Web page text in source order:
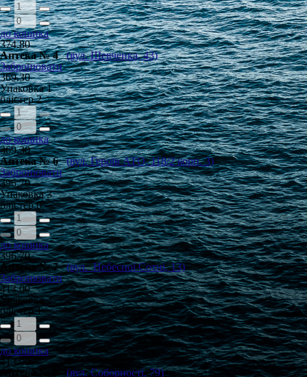
до кошика
374.80
Аптека № 4
(вул. Шевченка, 43)
Забронювати
369.30
Упаковка1
блістер2
до кошика
369.30
Аптека № 6
(вул. Героїв АТО, 118/2 корп. 3)
Забронювати
396.70
Упаковка3
блістер0
до кошика
396.70
Аптека № 7
(вул. Небесної Сотні, 13)
Забронювати
413.00
Упаковка2
блістер1
до кошика
413.00
Аптека № 9
(вул. Соборності, 79)